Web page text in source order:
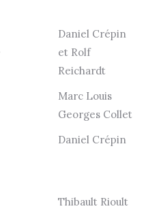
Daniel Crépin
et Rolf
Reichardt
Marc Louis
Georges Collet
Daniel Crépin
Thibault Rioult